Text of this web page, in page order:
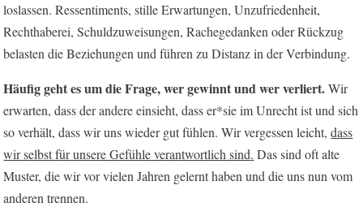
loslassen. Ressentiments, stille Erwartungen, Unzufriedenheit,
Rechthaberei, Schuldzuweisungen, Rachegedanken oder Rückzug
belasten die Beziehungen und führen zu Distanz in der Verbindung.
Häufig geht es um die Frage, wer gewinnt und wer verliert.Wir
erwarten, dass der andere einsieht, dass er*sie im Unrecht ist und sich
so verhält, dass wir uns wieder gut fühlen. Wir vergessen leicht,dass
wir selbst für unsere Gefühle verantwortlich sind. Das sind oft alte
Muster, die wir vor vielen Jahren gelernt haben und die uns nun vom
anderen trennen.